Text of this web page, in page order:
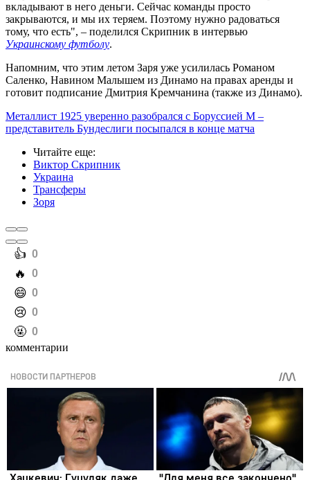
вкладывают в него деньги. Сейчас команды просто
закрываются, и мы их теряем. Поэтому нужно радоваться
тому, что есть", – поделился Скрипник в интервью
Украинскому футболу.
Напомним, что этим летом Заря уже усилилась Романом
Саленко, Навином Малышем из Динамо на правах аренды и
готовит подписание Дмитрия Кремчанина (также из Динамо).
Металлист 1925 уверенно разобрался с Боруссией М –
представитель Бундеслиги посыпался в конце матча
Читайте еще:
Виктор Скрипник
Украина
Трансферы
Зоря
️👍 0
️🔥 0
️😄 0
️😢 0
️🤬 0
комментарии